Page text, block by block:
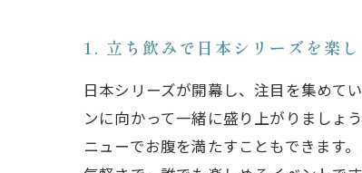
1. 立ち飲みで日本シリーズを楽し
日本シリーズが開幕し、注目を集めて
ンに向かって一緒に盛り上がりましょ
ニューでお腹を満たすこともできます